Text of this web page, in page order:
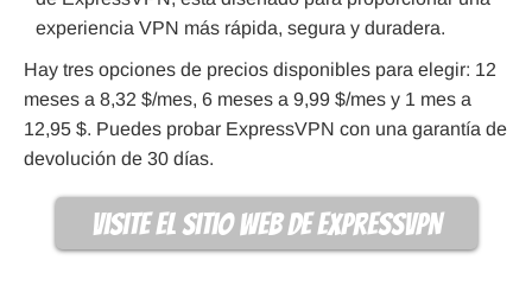
experiencia VPN más rápida, segura y duradera.
Hay tres opciones de precios disponibles para elegir: 12
meses a 8,32 $/mes, 6 meses a 9,99 $/mes y 1 mes a
12,95 $. Puedes probar ExpressVPN con una garantía de
devolución de 30 días.
visite el sitio web de ExpressVPN